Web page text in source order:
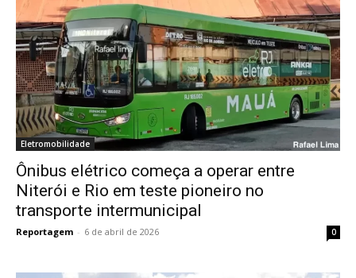
Eletromobilidade
Ônibus elétrico começa a operar entre
Niterói e Rio em teste pioneiro no
transporte intermunicipal
Reportagem - 6 de abril de 2026 0